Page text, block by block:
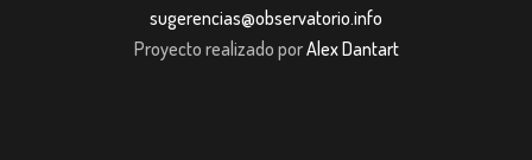
sugerencias@observatorio.info
Proyecto realizado porAlex Dantart